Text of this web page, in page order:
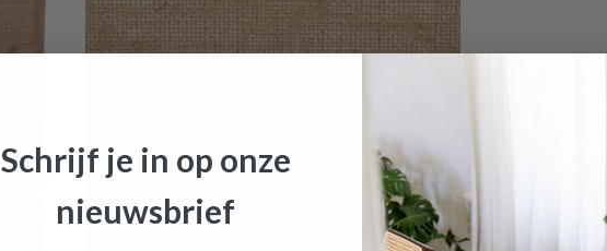
Opbergrek CASTLE 4Del. Met/Poly Wit/Beigeis toegevoegd aan je
winkelmandje
Schrijf je in op onze
nieuwsbrief